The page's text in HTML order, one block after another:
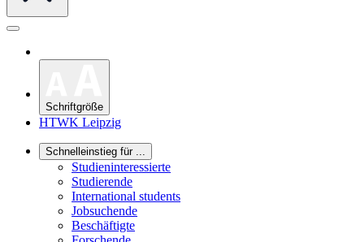
Schriftgröße
HTWK Leipzig
Schnelleinstieg für ...
Studieninteressierte
Studierende
International students
Jobsuchende
Beschäftigte